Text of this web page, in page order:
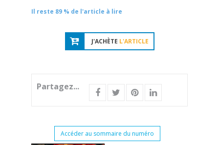
Il reste 89 % de l'article à lire
J'ACHÈTE L'ARTICLE
Partagez...
Accéder au sommaire du numéro